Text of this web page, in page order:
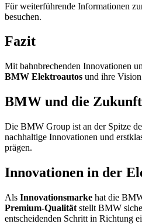
Für weiterführende Informationen
besuchen.
Fazit
Mit bahnbrechenden Innovationen
BMW Elektroautos und ihre
BMW und die
Die BMW Group ist an der Spitze
nachhaltige Innovationen und
prägen.
Innovationen in der
Als Innovationsmarke hat die
Premium-Qualität stellt BMW
entscheidenden Schritt in Richtung